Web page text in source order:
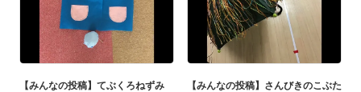
【みんなの投稿】てぶくろねずみ
【みんなの投稿】さんびきのこぶた